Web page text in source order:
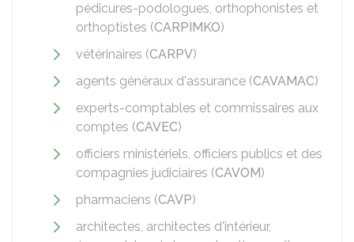
pédicures-podologues, orthophonistes et
orthoptistes (CARPIMKO)
vétérinaires (CARPV)
agents généraux d'assurance (CAVAMAC)
experts-comptables et commissaires aux
comptes (CAVEC)
officiers ministériels, officiers publics et des
compagnies judiciaires (CAVOM)
pharmaciens (CAVP)
architectes, architectes d'intérieur,